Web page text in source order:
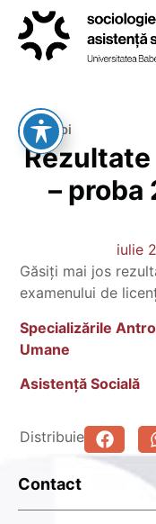
Înapoi
– proba
iulie
Găsiți mai jos
examenului de
Specializările
Umane
Asistență Socială
Distribuie
Contact